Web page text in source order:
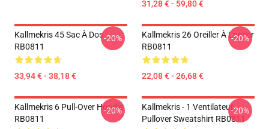
31,28 € - 59,80 €
Kallmekris 45 Sac À Dos
RB0811
33,94 € - 38,18 €
-20%
Kallmekris 26 Oreiller À Lancer
RB0811
22,08 € - 26,68 €
-20%
Kallmekris 6 Pull-Over Hoodie
RB0811
-20%
Kallmekris - 1 Ventilateur
Pullover Sweatshirt RB0811
-20%